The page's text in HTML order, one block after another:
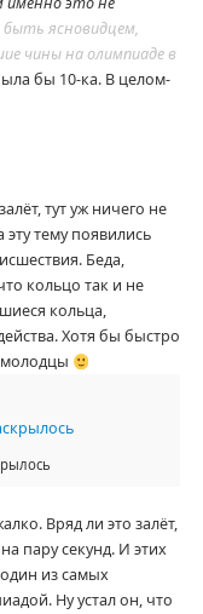
быть ясновидцем,
чины на олимпиаде в
бы 10-ка. В целом-
тут уж ничего не
тему появились
Беда,
кольцо так и не
кольца,
Хотя бы быстро
молодцы
Вряд ли это залёт,
пару секунд. И этих
из самых
Ну устал он, что